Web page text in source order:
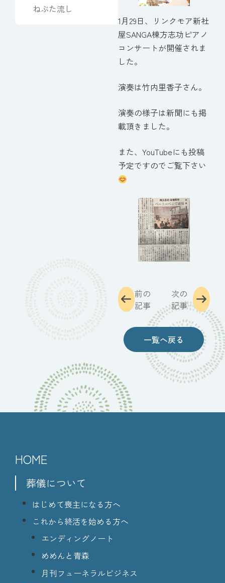
ねぶた流し
1月29日、リンクモア新社
屋SANGA棟方志功ピアノ
コンサートが開催されま
した。
演奏は竹内里香子さん。
演奏の様子は新聞にも掲
載頂きました。
また、YouTubeにも投稿
予定ですのでご覧下さい
前の
記事
一覧へ戻る
次の
記事
HOME
葬儀について
はじめて喪主になる方へ
これから終活を始める方へ
エンディングノート
めめんと青森
月刊フューネラルビジネス